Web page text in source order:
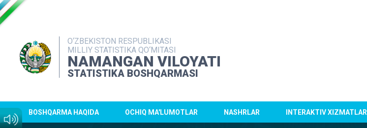
O‘ZBEKISTON RESPUBLIKASI
MILLIY STATISTIKA QO‘MITASI
NAMANGAN VILOYATI
STATISTIKA BOSHQARMASI
BOSHQARMA HAQIDA OCHIQ MA'LUMOTLAR NASHRLAR INTERAKTIV XIZMATLAR